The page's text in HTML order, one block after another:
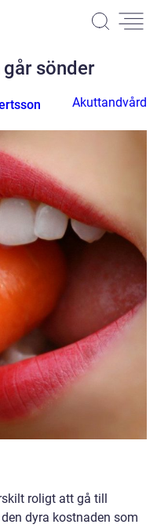
sönder
Akuttandvård
roligt att gå till
dyra kostnaden som